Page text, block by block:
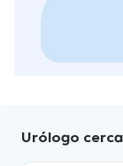
Urólogo